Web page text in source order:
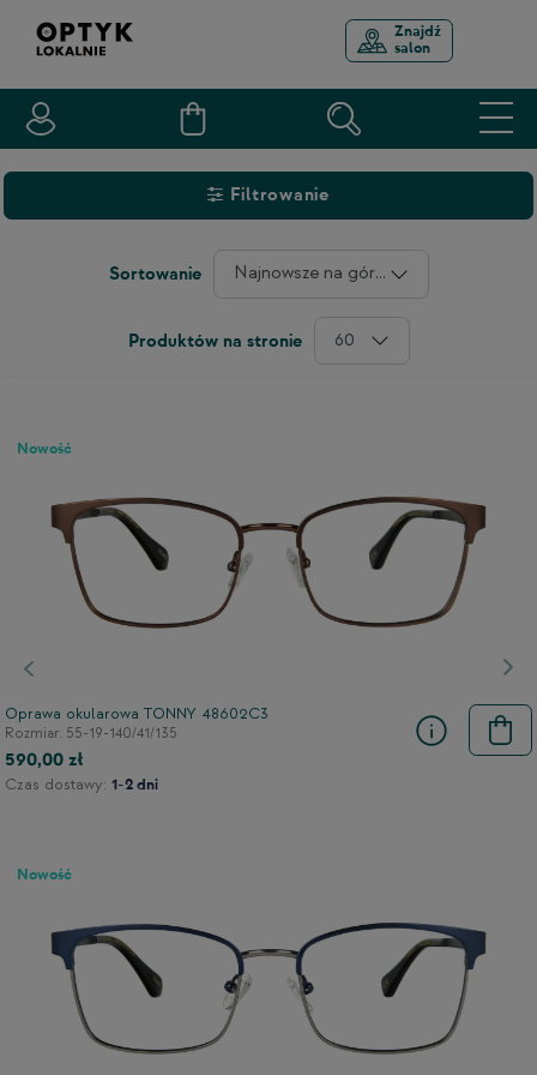
Znajdź
salon
Filtrowanie
Sortowanie Najnowsze na górze
Produktów na stronie 60
Poprzedni
Nowość
Oprawa okularowa TONNY 48602C3
Rozmiar: 55-19-140/41/135
590,00 zł
Czas dostawy: 1-2 dni
Nowość